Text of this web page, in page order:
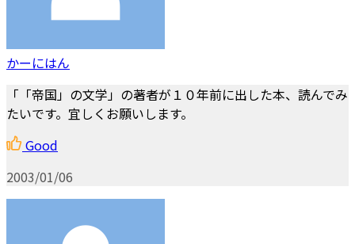
かーにはん
「「帝国」の文学」の著者が１０年前に出した本、読んでみ
たいです。宜しくお願いします。
Good
2003/01/06